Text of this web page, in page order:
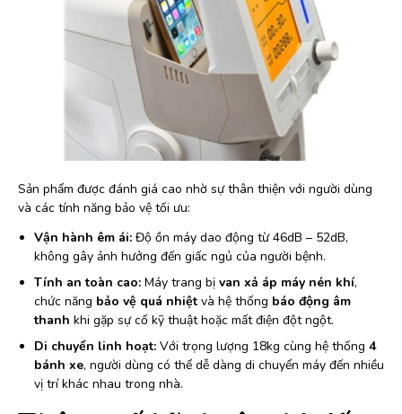
Sản phẩm được đánh giá cao nhờ sự thân thiện với người dùng
và các tính năng bảo vệ tối ưu:
Vận hành êm ái: Độ ồn máy dao động từ 46dB – 52dB,
không gây ảnh hưởng đến giấc ngủ của người bệnh.
Tính an toàn cao: Máy trang bị van xả áp máy nén khí,
chức năng bảo vệ quá nhiệt và hệ thống báo động âm
thanh khi gặp sự cố kỹ thuật hoặc mất điện đột ngột.
Di chuyển linh hoạt: Với trọng lượng 18kg cùng hệ thống 4
bánh xe, người dùng có thể dễ dàng di chuyển máy đến nhiều
vị trí khác nhau trong nhà.